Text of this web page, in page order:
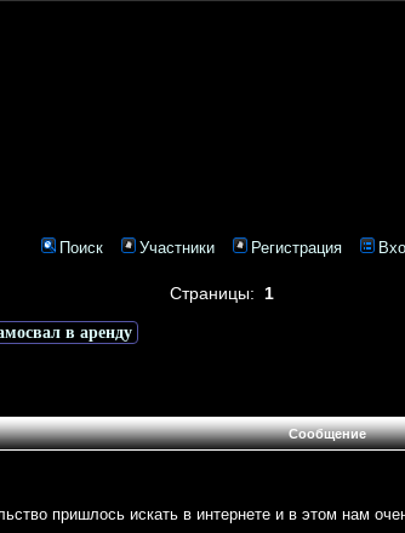
Поиск Участники Регистрация
Страницы: 1
в аренду
Сообщение
пришлось искать в интернете и в этом нам